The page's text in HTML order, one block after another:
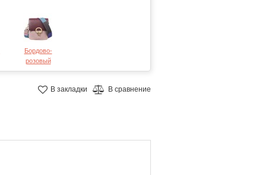
Бордово-
розовый
В закладки В сравнение